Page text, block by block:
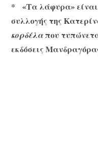
* «Tα λάφυρα»
συλλογής της
κορδέλαπου
εκδόσεις